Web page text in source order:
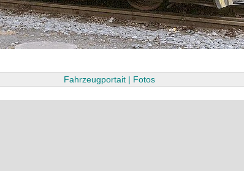
Fahrzeugportait | Fotos